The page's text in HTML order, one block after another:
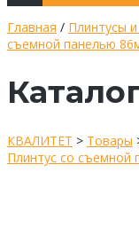
Главная / Плинтусы
съемной панелью
КВАЛИТЕТ > Товары
Плинтус со съемной